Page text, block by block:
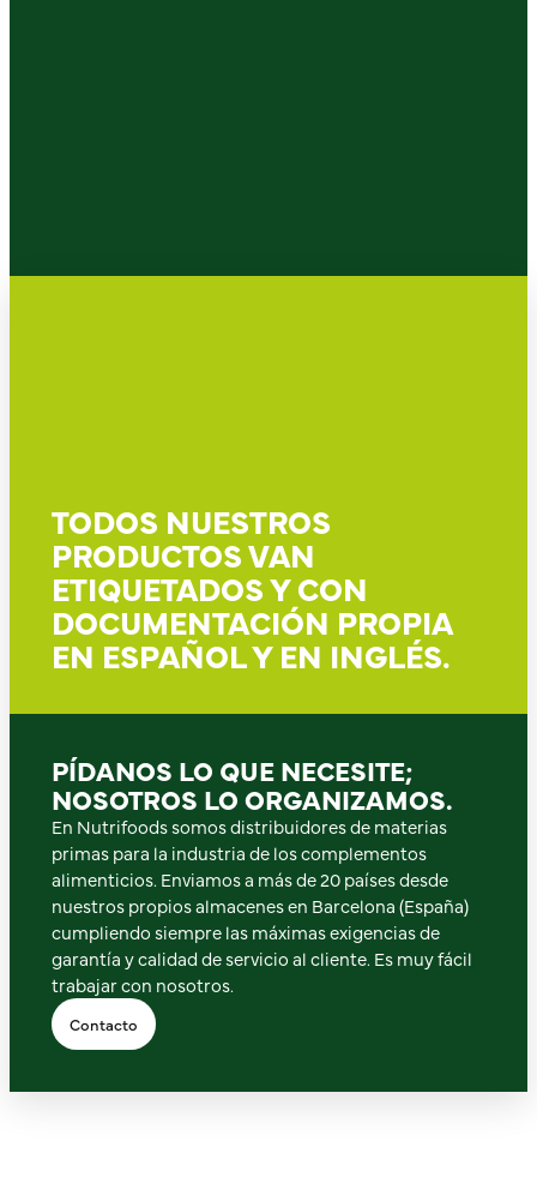
TODOS NUESTROS
PRODUCTOS VAN
ETIQUETADOS Y CON
DOCUMENTACIÓN PROPIA
EN ESPAÑOL Y EN INGLÉS.
PÍDANOS LO QUE NECESITE;
NOSOTROS LO ORGANIZAMOS.
En Nutrifoods somos distribuidores de materias
primas para la industria de los complementos
alimenticios. Enviamos a más de 20 países desde
nuestros propios almacenes en Barcelona (España)
cumpliendo siempre las máximas exigencias de
garantía y calidad de servicio al cliente. Es muy fácil
trabajar con nosotros.
Contacto